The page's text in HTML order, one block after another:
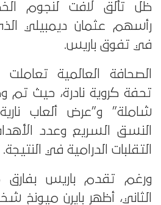
ظل تألق لافت لنجوم
رأسهم عثمان ديمبيلي
في تفوق باريس.
الصحافة العالمية تعاملت
تحفة كروية نادرة، حيث تم
شاملة” و”عرض ألعاب
النسق السريع وعدد
التقلبات الدرامية في النتيجة.
ورغم تقدم باريس بفارق
الثاني، أظهر بايرن ميونخ